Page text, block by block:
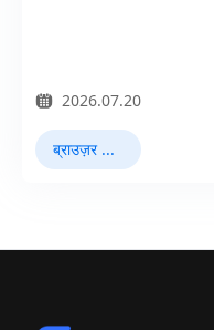
2026.07.20
ब्राउज़र फिंगरप्रिंटिंग